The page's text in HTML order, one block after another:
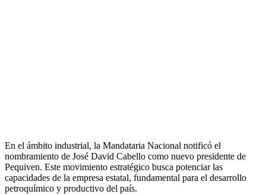
En el ámbito industrial, la Mandataria Nacional notificó el
nombramiento de José David Cabello como nuevo presidente de
Pequiven. Este movimiento estratégico busca potenciar las
capacidades de la empresa estatal, fundamental para el desarrollo
petroquímico y productivo del país.